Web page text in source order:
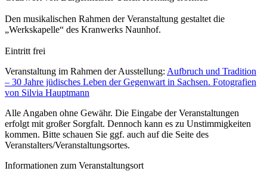
Den musikalischen Rahmen der Veranstaltung gestaltet die
„Werkskapelle“ des Kranwerks Naunhof.
Eintritt frei
Veranstaltung im Rahmen der Ausstellung: Aufbruch und Tradition
– 30 Jahre jüdisches Leben der Gegenwart in Sachsen. Fotografien
von Silvia Hauptmann
Alle Angaben ohne Gewähr. Die Eingabe der Veranstaltungen
erfolgt mit großer Sorgfalt. Dennoch kann es zu Unstimmigkeiten
kommen. Bitte schauen Sie ggf. auch auf die Seite des
Veranstalters/Veranstaltungsortes.
Informationen zum Veranstaltungsort